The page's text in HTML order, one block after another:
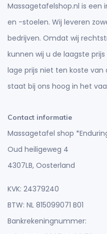
Massagetafelshop.nl is
en -stoelen. Wij leveren
bedrijven. Omdat wij
kunnen wij u de laagste
lage prijs niet ten koste
staat bij ons hoog in het
Contact informatie
Massagetafel shop
Oud heiligeweg 4
4307LB, Oosterland
KVK: 24379240
BTW: NL 815099071 B01
Bankrekeningnummer: